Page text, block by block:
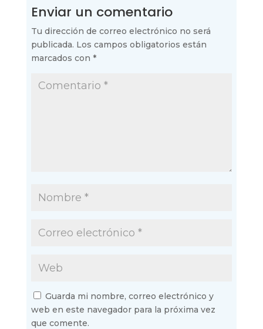
Enviar un comentario
Tu dirección de correo electrónico no será
publicada. Los campos obligatorios están
marcados con *
Guarda mi nombre, correo electrónico y
web en este navegador para la próxima vez
que comente.